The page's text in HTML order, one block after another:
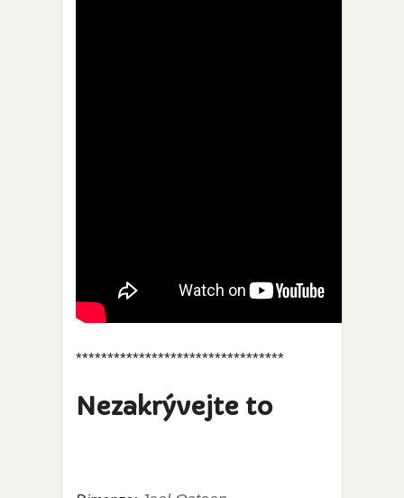
*********************************
Nezakrývejte to